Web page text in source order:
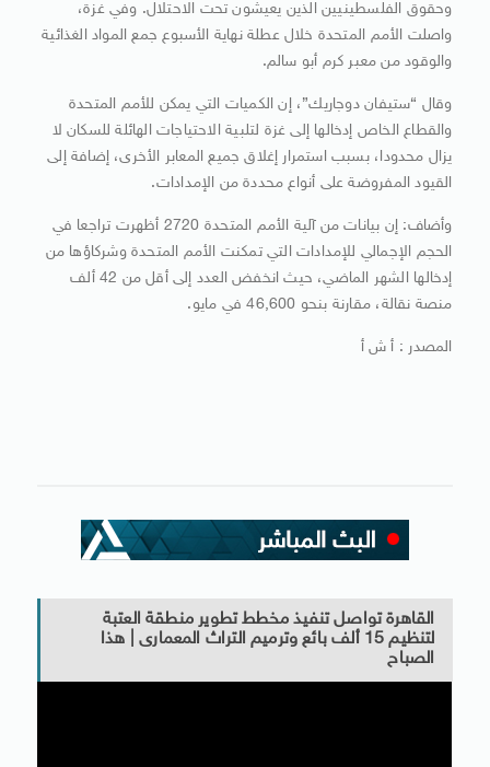
وحقوق الفلسطينيين الذين يعيشون تحت الاحتلال. وفي غزة،
واصلت الأمم المتحدة خلال عطلة نهاية الأسبوع جمع المواد الغذائية
والوقود من معبر كرم أبو سالم.
وقال “ستيفان دوجاريك”، إن الكميات التي يمكن للأمم المتحدة
والقطاع الخاص إدخالها إلى غزة لتلبية الاحتياجات الهائلة للسكان لا
يزال محدودا، بسبب استمرار إغلاق جميع المعابر الأخرى، إضافة إلى
القيود المفروضة على أنواع محددة من الإمدادات.
وأضاف: إن بيانات من آلية الأمم المتحدة 2720 أظهرت تراجعا في
الحجم الإجمالي للإمدادات التي تمكنت الأمم المتحدة وشركاؤها من
إدخالها الشهر الماضي، حيث انخفض العدد إلى أقل من 42 ألف
منصة نقالة، مقارنة بنحو 46,600 في مايو.
المصدر : أ ش أ
القاهرة تواصل تنفيذ مخطط تطوير منطقة العتبة
لتنظيم 15 ألف بائع وترميم التراث المعمارى | هذا
الصباح